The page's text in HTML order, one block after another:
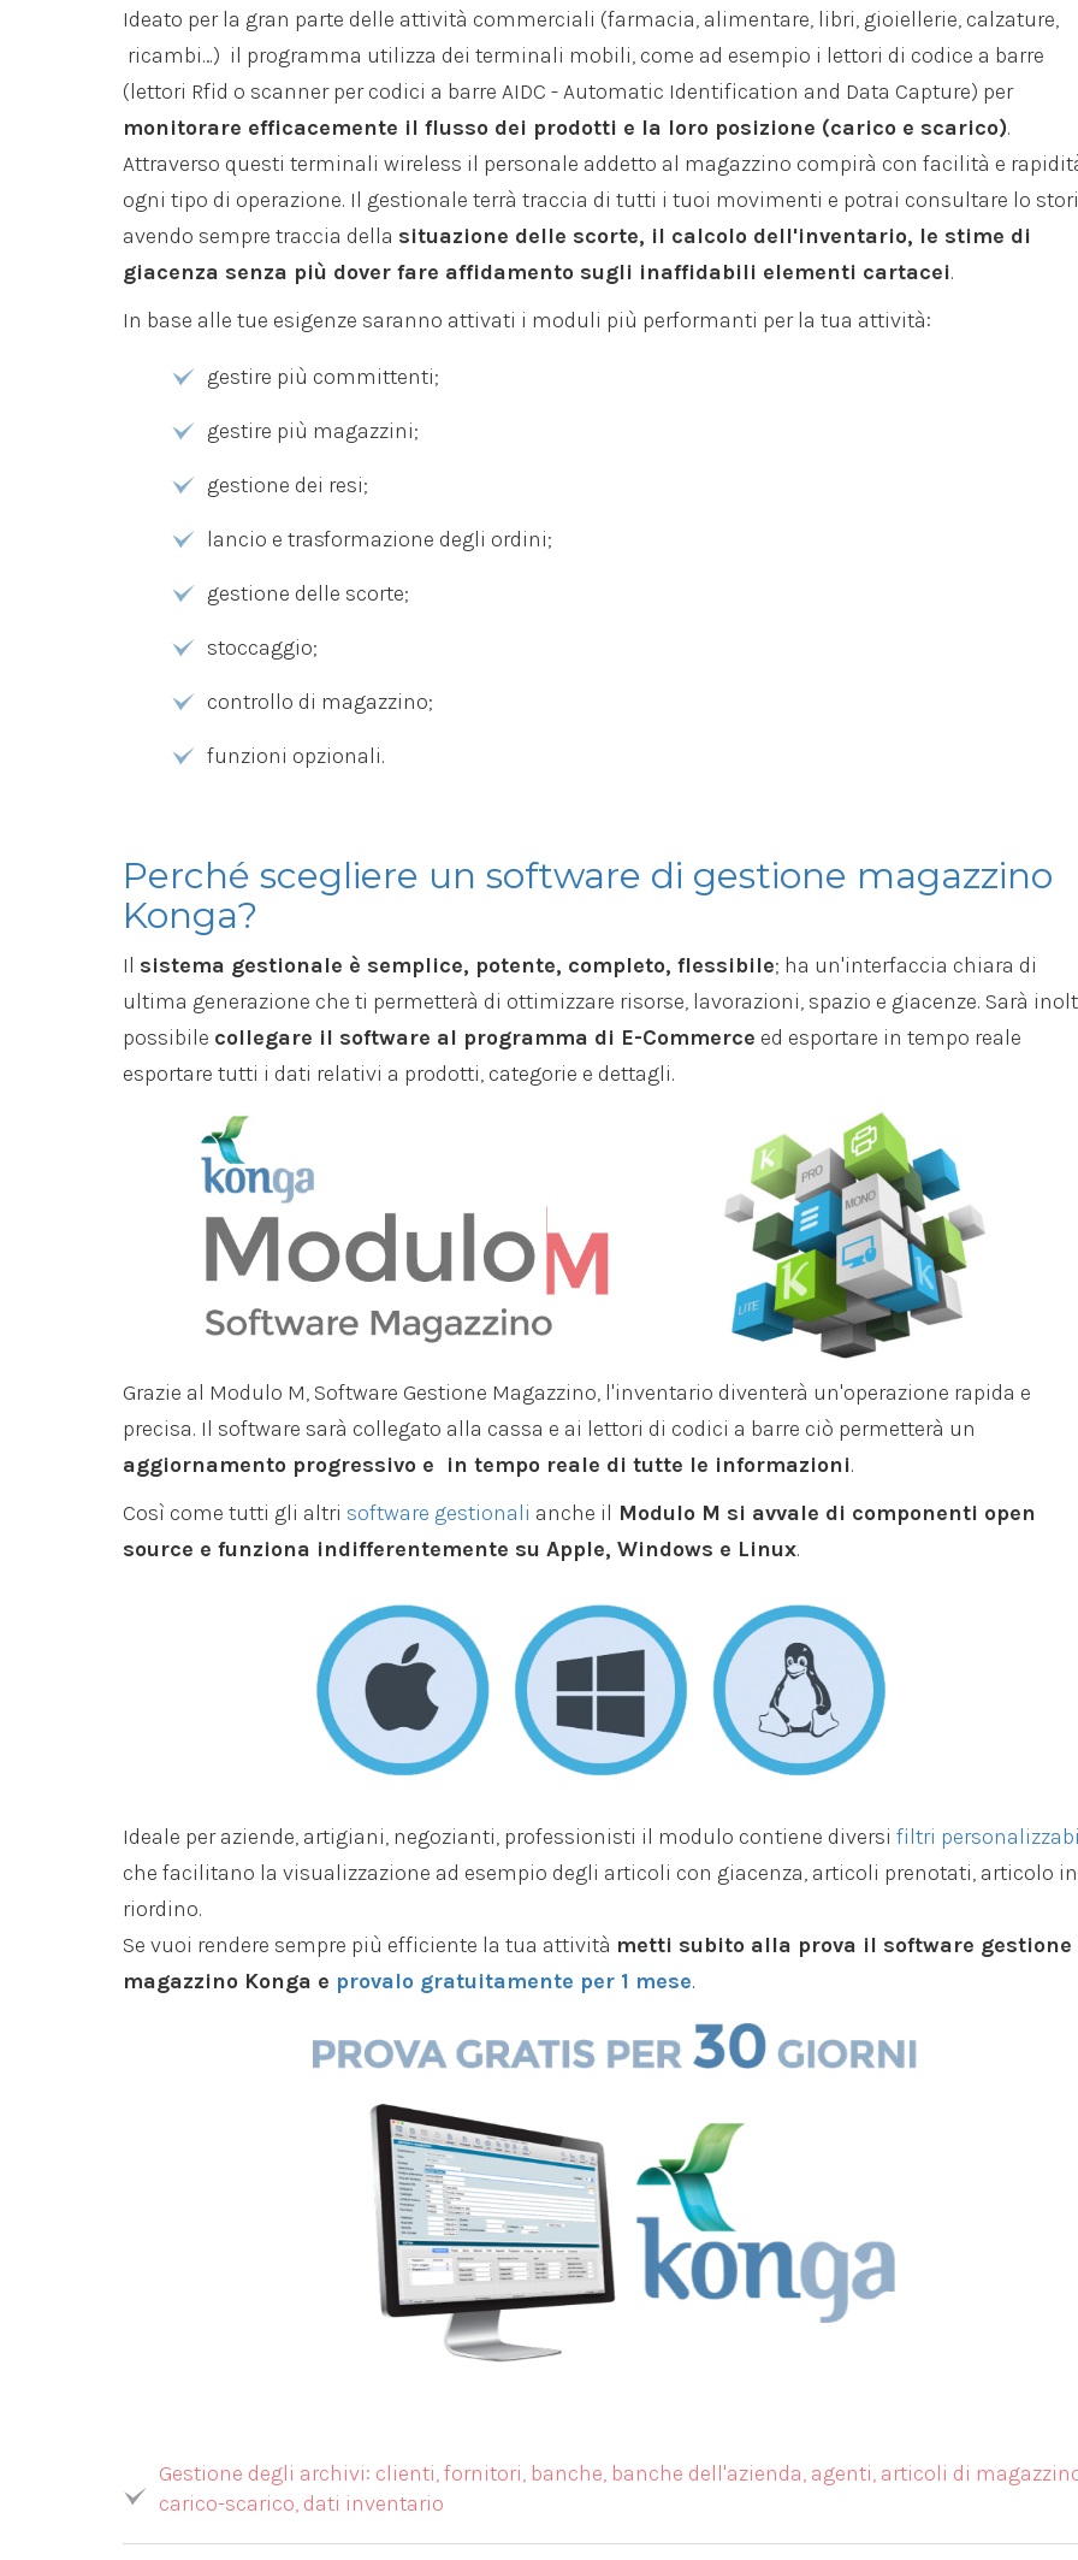
Ideato per la gran parte delle attività commerciali (farmacia, alimentare, libri, gioiellerie, calzature,
ricambi…) il programma utilizza dei terminali mobili, come ad esempio i lettori di codice a barre
(lettori Rfid o scanner per codici a barre AIDC - Automatic Identification and Data Capture) per
monitorare efficacemente il flusso dei prodotti e la loro posizione (carico e scarico).
Attraverso questi terminali wireless il personale addetto al magazzino compirà con facilità e
ogni tipo di operazione. Il gestionale terrà traccia di tutti i tuoi movimenti e potrai consultare lo
avendo sempre traccia della situazione delle scorte, il calcolo dell'inventario, le stime di
giacenza senza più dover fare affidamento sugli inaffidabili elementi cartacei.
In base alle tue esigenze saranno attivati i moduli più performanti per la tua attività:
gestire più committenti;
gestire più magazzini;
gestione dei resi;
lancio e trasformazione degli ordini;
gestione delle scorte;
stoccaggio;
controllo di magazzino;
funzioni opzionali.
Perché scegliere un software di gestione magazzino
Konga?
Il sistema gestionale è semplice, potente, completo, flessibile; ha un'interfaccia chiara di
ultima generazione che ti permetterà di ottimizzare risorse, lavorazioni, spazio e giacenze. Sarà
possibile collegare il software al programma di E-Commerce ed esportare in tempo reale
esportare tutti i dati relativi a prodotti, categorie e dettagli.
Grazie al Modulo M, Software Gestione Magazzino, l'inventario diventerà un'operazione rapida e
precisa. Il software sarà collegato alla cassa e ai lettori di codici a barre ciò permetterà un
aggiornamento progressivo e in tempo reale di tutte le informazioni.
Così come tutti gli altri software gestionali anche il Modulo M si avvale di componenti open
source e funziona indifferentemente su Apple, Windows e Linux.
Ideale per aziende, artigiani, negozianti, professionisti il modulo contiene diversi filtri
che facilitano la visualizzazione ad esempio degli articoli con giacenza, articoli prenotati, articolo in
riordino.
Se vuoi rendere sempre più efficiente la tua attività metti subito alla prova il software gestione
magazzino Konga e provalo gratuitamente per 1 mese.
Gestione degli archivi: clienti, fornitori, banche, banche dell'azienda, agenti, articoli di
carico-scarico, dati inventario